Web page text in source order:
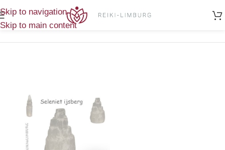
Skip to navigation
Skip to main content
Producten getagged “seleniet ijsbergje”